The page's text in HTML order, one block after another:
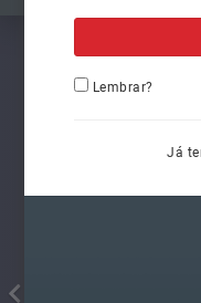
Lembrar?
Já